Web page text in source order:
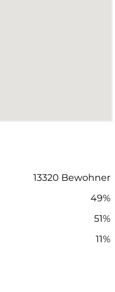
13320 Bewohner
49%
51%
11%